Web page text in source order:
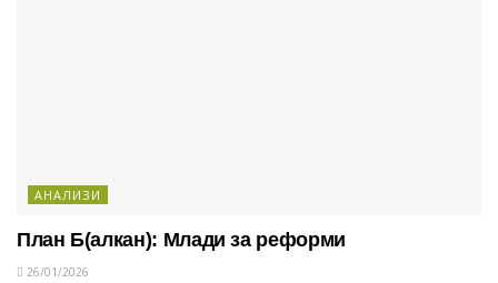
АНАЛИЗИ
План Б(алкан): Млади за реформи
26/01/2026